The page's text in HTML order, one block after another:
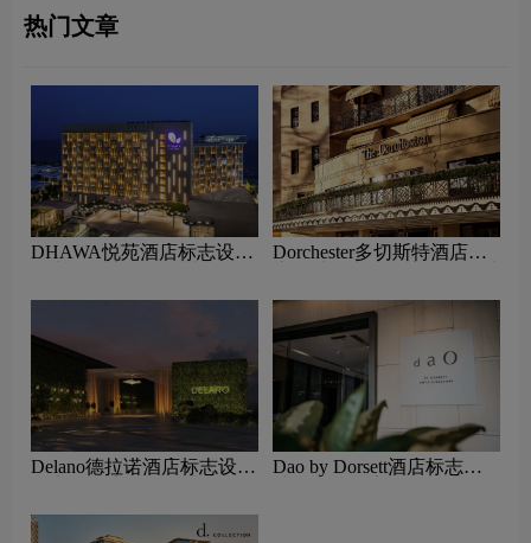
热门文章
DHAWA悦苑酒店标志设计
Dorchester多切斯特酒店标
Delano德拉诺酒店标志设计
Dao by Dorsett酒店标志设